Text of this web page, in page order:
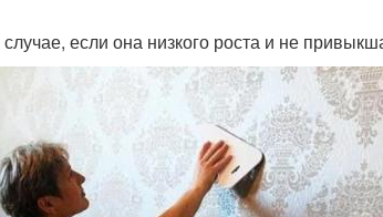
если она низкого роста и не